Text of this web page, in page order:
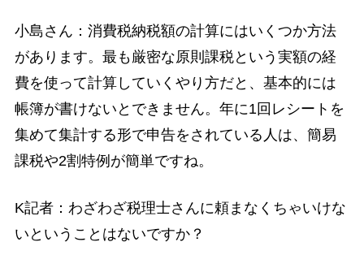
小島さん：消費税納税額の計算にはいくつか方法
があります。最も厳密な原則課税という実額の経
費を使って計算していくやり方だと、基本的には
帳簿が書けないとできません。年に1回レシートを
集めて集計する形で申告をされている人は、簡易
課税や2割特例が簡単ですね。
K記者：わざわざ税理士さんに頼まなくちゃいけな
いということはないですか？